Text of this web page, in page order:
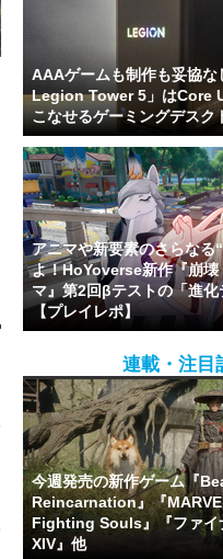
AAAゲームも制作も妥協
Legion Tower 5」はCore
こなせるゲーミングデスク
アニマや新要素のさらなる
よ！HoYoverse新作『崩壊
マ』第2回βテストの「進
【プレイレポ】
連載・注目
今週発売の新作ゲーム『
Reincarnation』『
Fighting Souls』『ファイ
XIV』他